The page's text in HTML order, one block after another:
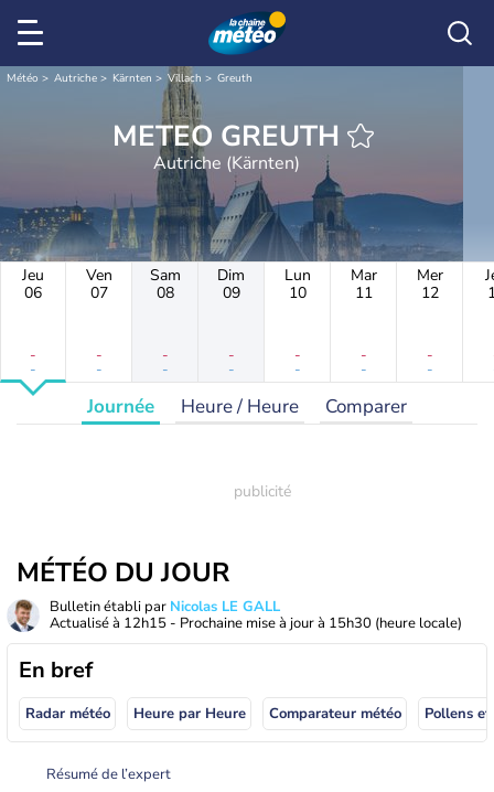
Météo Autriche Kärnten Villach Greuth
METEO GREUTH
Autriche (Kärnten)
Jeu
06
-
-
Ven
07
-
-
Sam
08
-
-
Dim
09
-
-
Lun
10
-
-
Mar
11
-
-
Mer
12
-
-
Journée Heure / Heure Comparer
MÉTÉO DU JOUR
Bulletin établi par Nicolas LE GALL
Actualisé à 12h15 - Prochaine mise à jour à 15h30 (heure locale)
En bref
Radar météo Heure par Heure Comparateur météo Pollens
Résumé de l’expert